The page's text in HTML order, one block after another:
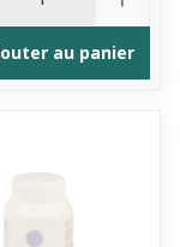
au panier